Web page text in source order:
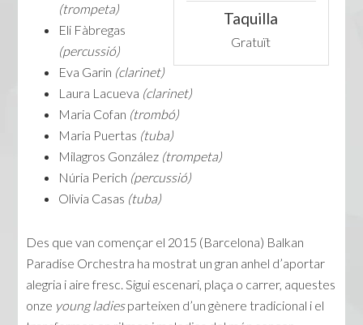
Taquilla
Gratuït
(trompeta)
Eli Fàbregas
(percussió)
Eva Garin (clarinet)
Laura Lacueva (clarinet)
Maria Cofan (trombó)
Maria Puertas (tuba)
Milagros González (trompeta)
Núria Perich (percussió)
Olivia Casas (tuba)
Des que van començar el 2015 (Barcelona) Balkan
Paradise Orchestra ha mostrat un gran anhel d’aportar
alegria i aire fresc. Sigui escenari, plaça o carrer, aquestes
onze young ladiesparteixen d’un gènere tradicional i el